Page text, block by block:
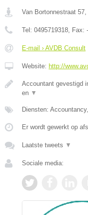
Van Bortonnestraat 57
Tel: 0495719318 , Fax: -
E-mail › AVDB Consult
Website: http://
Accountant gevestigd
en ▼
Diensten:
Er wordt gewerkt op
Laatste tweets ▼
Sociale media: